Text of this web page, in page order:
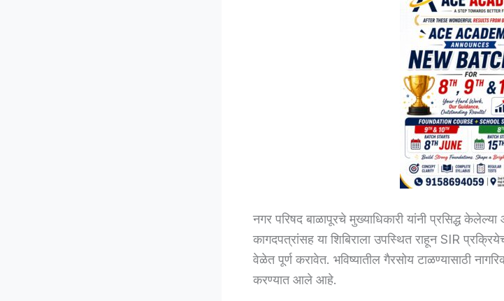
नगर परिषद बाळापूरचे मुख्याधिकारी यांनी प्रसिद्ध
कागदपत्रांसह या शिबिराला उपस्थित राहून SIR
वेळेत पूर्ण करावेत. भविष्यातील गैरसोय टाळण्यासाठी
करण्यात आले आहे.